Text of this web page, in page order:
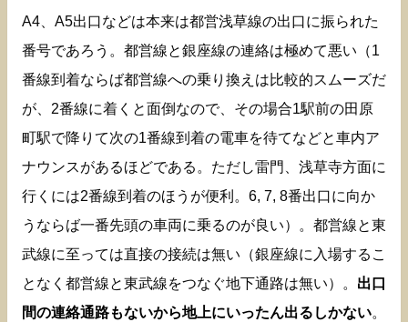
A4、A5出口などは本来は都営浅草線の出口に振られた
番号であろう。都営線と銀座線の連絡は極めて悪い（1
番線到着ならば都営線への乗り換えは比較的スムーズだ
が、2番線に着くと面倒なので、その場合1駅前の田原
町駅で降りて次の1番線到着の電車を待てなどと車内ア
ナウンスがあるほどである。ただし雷門、浅草寺方面に
行くには2番線到着のほうが便利。6, 7, 8番出口に向か
うならば一番先頭の車両に乗るのが良い）。都営線と東
武線に至っては直接の接続は無い（銀座線に入場するこ
となく都営線と東武線をつなぐ地下通路は無い）。 出口
間の連絡通路もないから地上にいったん出るしかない。